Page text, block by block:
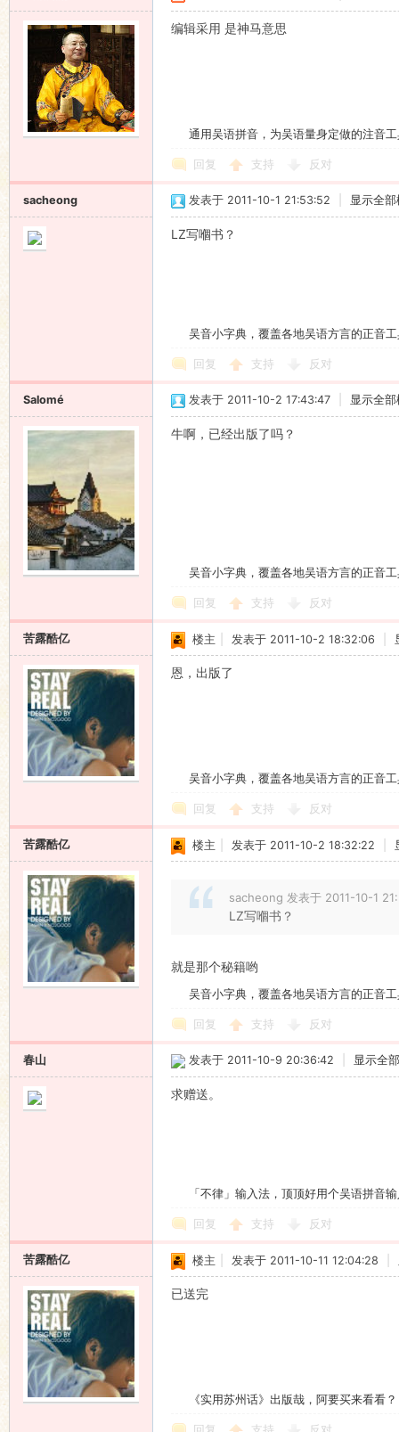
编辑采用 是神马意思
通用吴语拼音，为吴语量身定做的注音
回复 支持 反对
sacheong 发表于 2011-10-1 21:53:52 显示全部
LZ写嗰书？
吴音小字典，覆盖各地吴语方言的正音
回复 支持 反对
Salomé 发表于 2011-10-2 17:43:47 显示全部
牛啊，已经出版了吗？
吴音小字典，覆盖各地吴语方言的正音
回复 支持 反对
苦露酷亿 楼主 发表于 2011-10-2 18:32:06
恩，出版了
吴音小字典，覆盖各地吴语方言的正音
回复 支持 反对
苦露酷亿 楼主 发表于 2011-10-2 18:32:22
sacheong 发表于 2011-10-1
LZ写嗰书？
就是那个秘籍哟
吴音小字典，覆盖各地吴语方言的正音
回复 支持 反对
春山 发表于 2011-10-9 20:36:42 显示全
求赠送。
「不律」输入法，顶顶好用个吴语拼音
回复 支持 反对
苦露酷亿 楼主 发表于 2011-10-11 12:04:28
已送完
《实用苏州话》出版哉，阿要买来看看？